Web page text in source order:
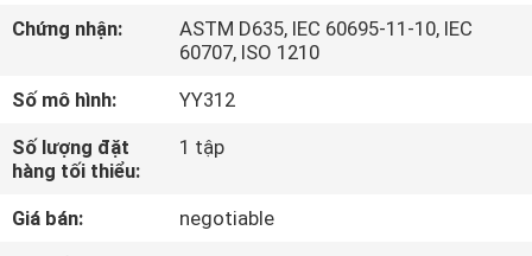
DẪN
VR
VỀ
Chứng nhận:
ASTM D635, IEC 60695-11-10, IEC
60707, ISO 1210
Số mô hình:
YY312
Số lượng đặt
hàng tối thiểu:
1 tập
Giá bán:
negotiable